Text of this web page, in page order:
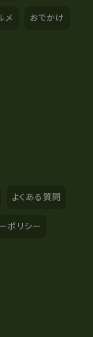
メ おでかけ
よくある質問
ポリシー